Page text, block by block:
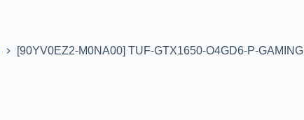
[90YV0EZ2-M0NA00] TUF-GTX1650-O4GD6-P-GAMING